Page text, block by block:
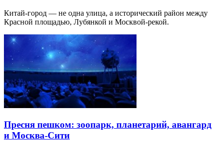
Китай-город — не одна улица, а исторический район между
Красной площадью, Лубянкой и Москвой-рекой.
Пресня пешком: зоопарк, планетарий, авангард
и Москва-Сити